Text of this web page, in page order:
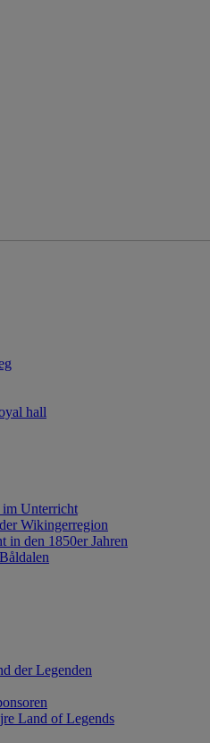
hall
Unterricht
Wikingerregion
in den 1850er Jahren
der Legenden
Land of Legends